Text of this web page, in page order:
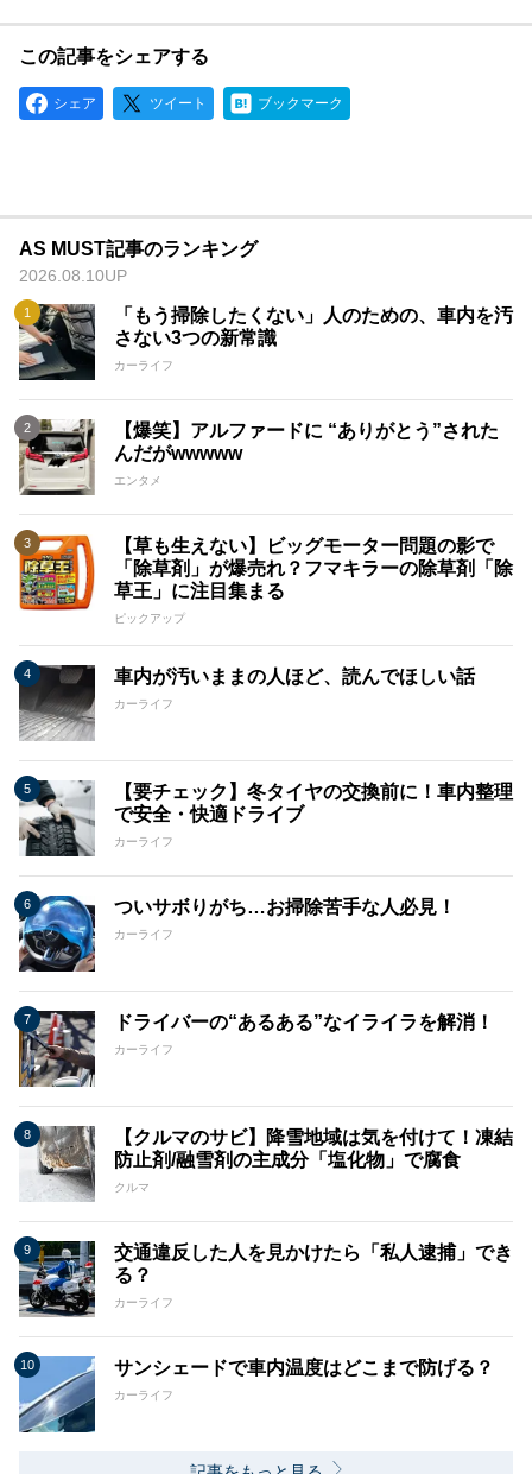
この記事をシェアする
シェア ツイート ブックマーク
AS MUST記事のランキング
2026.08.10UP
「もう掃除したくない」人のための、車内を汚
さない3つの新常識
カーライフ
【爆笑】アルファードに “ありがとう”された
んだがwwwww
エンタメ
【草も生えない】ビッグモーター問題の影で
「除草剤」が爆売れ？フマキラーの除草剤「除
草王」に注目集まる
ピックアップ
車内が汚いままの人ほど、読んでほしい話
カーライフ
【要チェック】冬タイヤの交換前に！車内整理
で安全・快適ドライブ
カーライフ
ついサボりがち…お掃除苦手な人必見！
カーライフ
ドライバーの“あるある”なイライラを解消！
カーライフ
【クルマのサビ】降雪地域は気を付けて！凍結
防止剤/融雪剤の主成分「塩化物」で腐食
クルマ
交通違反した人を見かけたら「私人逮捕」でき
る？
カーライフ
サンシェードで車内温度はどこまで防げる？
カーライフ